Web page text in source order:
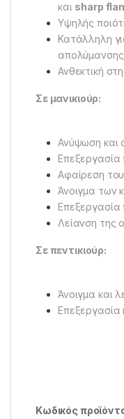
και sharp
Υψηλής
Κατάλληλη
Ανθεκτική
Σε μανικιούρ:
Ανύψωση και
Επεξεργασία
Αφαίρεση
Άνοιγμα των
Επεξεργασία
Λείανση της
Σε πεντικιούρ:
Άνοιγμα και
Επεξεργασία
Κωδικός